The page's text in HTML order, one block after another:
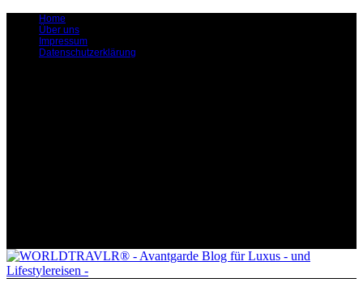
Home
Über uns
Impressum
Datenschutzerklärung